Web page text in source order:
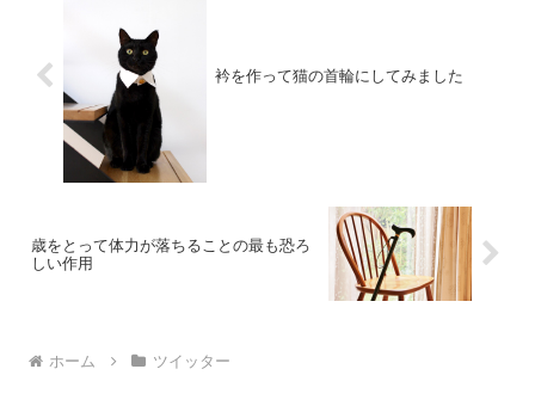
衿を作って猫の首輪にしてみました
歳をとって体力が落ちることの最も恐ろ
しい作用
ホーム ツイッター